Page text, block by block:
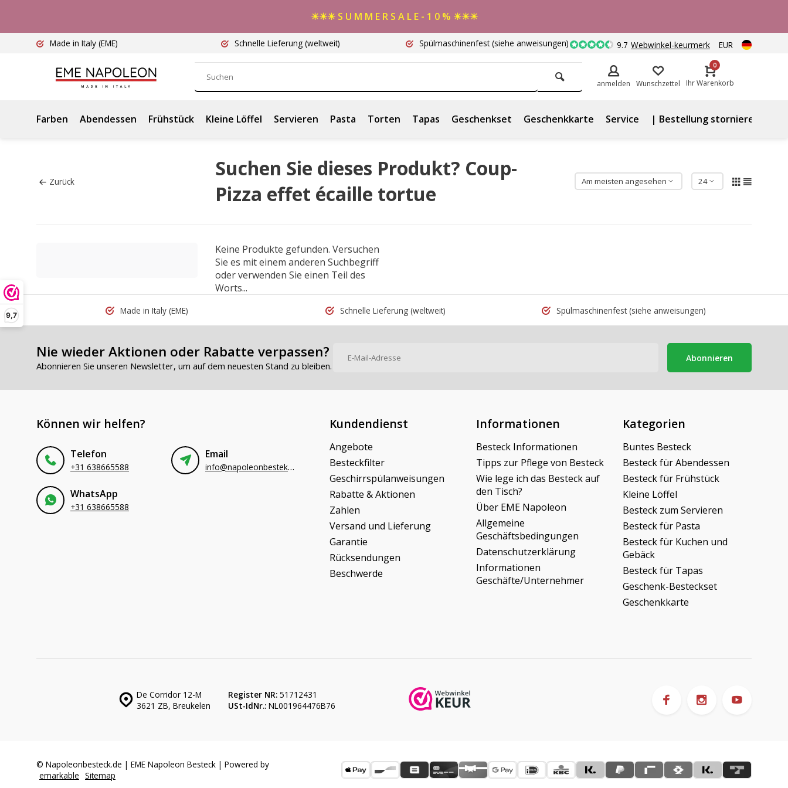
9,7
☀☀☀ S U M M E R S A L E - 1 0 % ☀☀☀
Made in Italy (EME) Schnelle Lieferung (weltweit) Spülmaschinenfest(siehe anweisungen) 9.7 Webwinkel-keurmerk EUR
anmelden Wunschzettel
0
Ihr Warenkorb
Farben Abendessen Frühstück Kleine Löffel Servieren Pasta Torten Tapas Geschenkset Geschenkkarte Service | Bestellung stornieren
Zurück
Suchen Sie dieses Produkt? Coup-
Pizza effet écaille tortue
Keine Produkte gefunden. Versuchen
Sie es mit einem anderen Suchbegriff
oder verwenden Sie einen Teil des
Worts...
Made in Italy (EME) Schnelle Lieferung (weltweit) Spülmaschinenfest(siehe anweisungen)
Nie wieder Aktionen oder Rabatte verpassen?
Abonnieren Sie unseren Newsletter, um auf dem neuesten Stand zu bleiben.
Abonnieren
Können wir helfen?
Telefon
+31 638665588
Email
info@napoleonbestek.nl
WhatsApp
+31 638665588
Kundendienst
Angebote
Besteckfilter
Geschirrspülanweisungen
Rabatte & Aktionen
Zahlen
Versand und Lieferung
Garantie
Rücksendungen
Beschwerde
Informationen
Besteck Informationen
Tipps zur Pflege von Besteck
Wie lege ich das Besteck auf
den Tisch?
Über EME Napoleon
Allgemeine
Geschäftsbedingungen
Datenschutzerklärung
Informationen
Geschäfte/Unternehmer
Kategorien
Buntes Besteck
Besteck für Abendessen
Besteck für Frühstück
Kleine Löffel
Besteck zum Servieren
Besteck für Pasta
Besteck für Kuchen und
Gebäck
Besteck für Tapas
Geschenk-Besteckset
Geschenkkarte
De Corridor 12-M
3621 ZB, Breukelen
Register NR: 51712431
USt-IdNr.: NL001964476B76
© Napoleonbesteck.de | EME Napoleon Besteck | Powered by
emarkable Sitemap